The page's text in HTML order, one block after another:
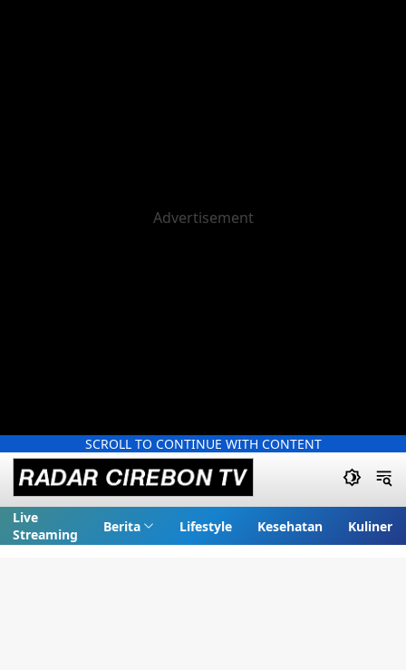
SCROLL TO CONTINUE WITH CONTENT
Live
Streaming
Berita Lifestyle Kesehatan Kuliner